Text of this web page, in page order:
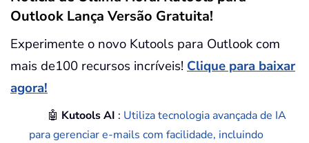
Outlook Lança Versão Gratuita!
Experimente o novo Kutools para Outlook com
mais de100 recursos incríveis! Clique para baixar
agora!
🤖 Kutools AI : Utiliza tecnologia avançada de IA
para gerenciar e-mails com facilidade, incluindo